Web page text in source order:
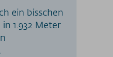
ein bisschen
1.932 Meter